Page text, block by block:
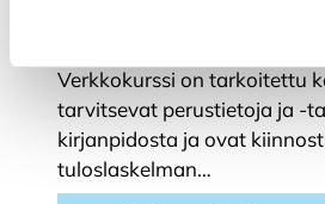
Verkkokurssi on tarkoitettu
tarvitsevat perustietoja ja -
kirjanpidosta ja ovat
tuloslaskelman…